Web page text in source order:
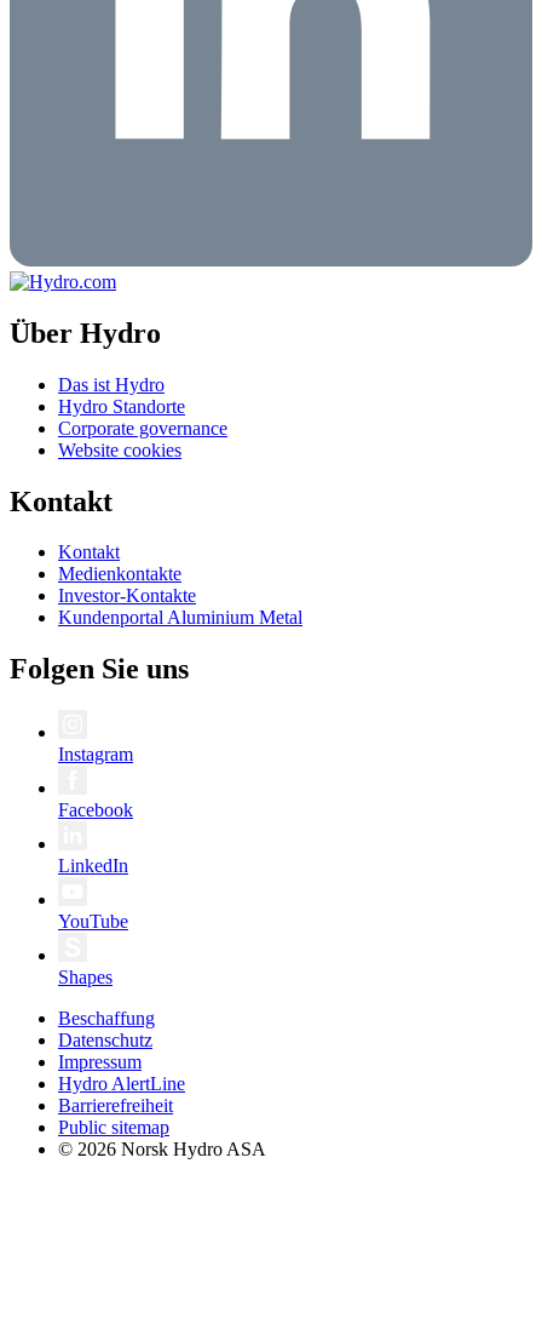
Über Hydro
Das ist Hydro
Hydro Standorte
Corporate governance
Website cookies
Kontakt
Kontakt
Medienkontakte
Investor-Kontakte
Kundenportal Aluminium Metal
Folgen Sie uns
Instagram
Facebook
LinkedIn
YouTube
Shapes
Beschaffung
Datenschutz
Impressum
Hydro AlertLine
Barrierefreiheit
Public sitemap
© 2026 Norsk Hydro ASA